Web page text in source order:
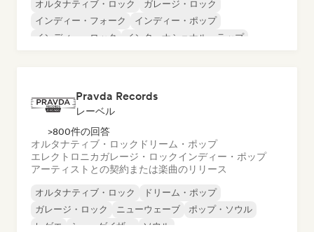
オルタナティブ・ロック
ガレージ・ロック
インディー・フォーク
インディー・ポップ
インディー・ロック
インターナショナル・ラップ
Pravda Records
レーベル
>800件の回答
オルタナティブ・ロック ドリーム・ポップ
エレクトロニカガレージ・ロックインディー・ポップ
アーティストとの契約または楽曲のリリース
オルタナティブ・ロック
ドリーム・ポップ
ガレージ・ロック
ニューウェーブ
ポップ・ソウル
レゲエ
シューゲイザー ソウル